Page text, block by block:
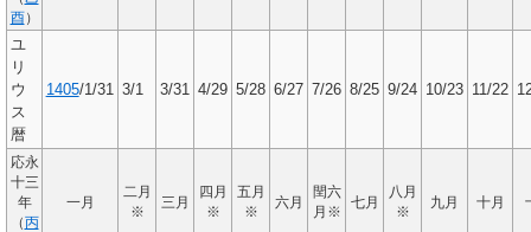
酉）
ユ
リ
ウ
ス
暦
1405/1/31 3/1 3/31 4/29 5/28 6/27 7/26 8/25 9/24 10/23 11/22
応永
十三
年
（丙
一月
二月
※
三月
四月
※
五月
※
六月
閏六
月※
七月
八月
※
九月 十月